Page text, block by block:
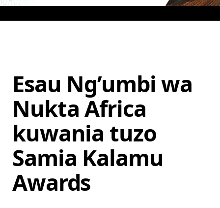
Esau Ng’umbi wa
Nukta Africa
kuwania tuzo
Samia Kalamu
Awards